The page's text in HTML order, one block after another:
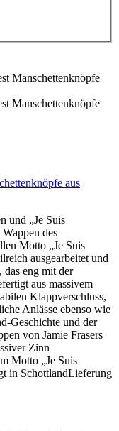
aus
und „Je Suis
des
Motto „Je Suis
ausgearbeitet und
das eng mit der
aus massivem
Klappverschluss,
Anlässe ebenso wie
Geschichte und der
von Jamie Frasers
Zinn
Motto „Je Suis
in SchottlandLieferung